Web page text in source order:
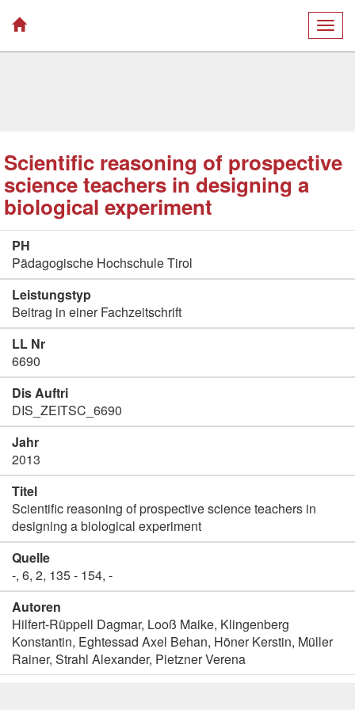
Scientific reasoning of prospective
science teachers in designing a
biological experiment
PH
Pädagogische Hochschule Tirol
Leistungstyp
Beitrag in einer Fachzeitschrift
LL Nr
6690
Dis Auftri
DIS_ZEITSC_6690
Jahr
2013
Titel
Scientific reasoning of prospective science teachers in
designing a biological experiment
Quelle
-, 6, 2, 135 - 154, -
Autoren
Hilfert-Rüppell Dagmar, Looß Maike, Klingenberg
Konstantin, Eghtessad Axel Behan, Höner Kerstin, Müller
Rainer, Strahl Alexander, Pietzner Verena